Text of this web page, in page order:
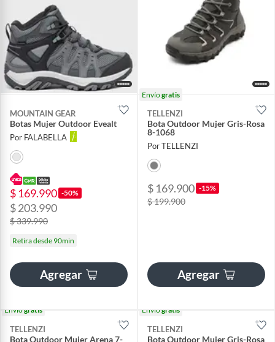
MOUNTAIN GEAR
Botas Mujer Outdoor Evealt
Por FALABELLA
$ 169.990 -50%
$ 203.990
$ 339.990
Retira desde 90min
Agregar
Envíogratis
TELLENZI
Bota Outdoor Mujer Gris-Rosa
8-1068
Por TELLENZI
$ 169.900 -15%
$ 199.900
Agregar
Envíogratis
TELLENZI
Bota Outdoor Mujer Arena 7-
Envíogratis
TELLENZI
Bota Outdoor Mujer Gris-Rosa